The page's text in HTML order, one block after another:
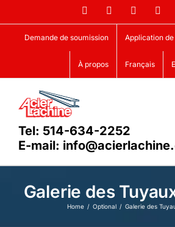
to
content
FacebookLinkedIn
Demande de soumission Application
À propos Français
Tel: 514-634-2252
E-mail:
Galerie des
Home Optional Galerie des